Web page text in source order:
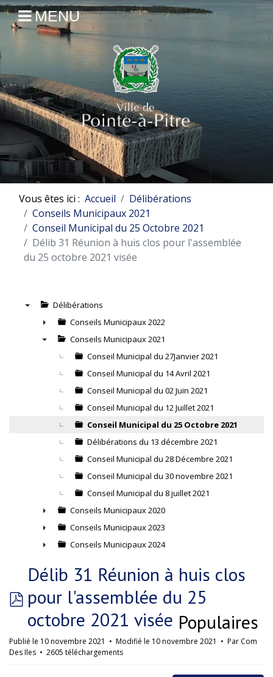
MENU
Vous êtes ici : Accueil
Délibérations
Conseils Municipaux 2021
Conseil Municipal du 25 Octobre 2021
Délib 31 Réunion à huis clos pour l'assemblée
du 25 octobre 2021 visée
Délibérations
►
Conseils Municipaux 2022
Conseils Municipaux 2021
Conseil Municipal du 27Janvier 2021
Conseil Municipal du 14 Avril 2021
Conseil Municipal du 02 Juin 2021
Conseil Municipal du 12 Juillet 2021
Conseil Municipal du 25 Octobre 2021
Délibérations du 13 décembre 2021
Conseil Municipal du 28 Décembre 2021
Conseil Municipal du 30 novembre 2021
Conseil Municipal du 8 juillet 2021
►
Conseils Municipaux 2020
►
Conseils Municipaux 2023
Conseils Municipaux 2024
pdf
Délib 31 Réunion à huis clos
pour l'assemblée du 25
octobre 2021 visée Populaires
Publié le 10 novembre 2021 Modifié le 10 novembre 2021 Par Com
Des Iles
2605 téléchargements